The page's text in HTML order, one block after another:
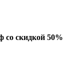
со скидкой 50%